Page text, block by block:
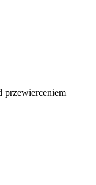
przewierceniem